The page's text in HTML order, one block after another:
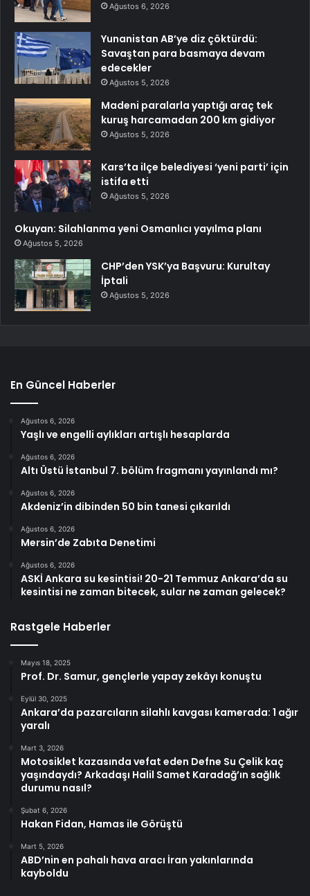
Ağustos 6, 2026
Yunanistan AB’ye diz çöktürdü:
Savaştan para basmaya devam
edecekler
Ağustos 5, 2026
Madeni paralarla yaptığı araç tek
kuruş harcamadan 200 km gidiyor
Ağustos 5, 2026
Kars’ta ilçe belediyesi ‘yeni parti’ için
istifa etti
Ağustos 5, 2026
Okuyan: Silahlanma yeni Osmanlıcı yayılma planı
Ağustos 5, 2026
CHP’den YSK’ya Başvuru: Kurultay
İptali
Ağustos 5, 2026
En Güncel Haberler
Ağustos 6, 2026
Yaşlı ve engelli aylıkları artışlı hesaplarda
Ağustos 6, 2026
Altı Üstü İstanbul 7. bölüm fragmanı yayınlandı mı?
Ağustos 6, 2026
Akdeniz’in dibinden 50 bin tanesi çıkarıldı
Ağustos 6, 2026
Mersin’de Zabıta Denetimi
Ağustos 6, 2026
ASKİ Ankara su kesintisi! 20-21 Temmuz Ankara’da su
kesintisi ne zaman bitecek, sular ne zaman gelecek?
Rastgele Haberler
Mayıs 18, 2025
Prof. Dr. Samur, gençlerle yapay zekâyı konuştu
Eylül 30, 2025
Ankara’da pazarcıların silahlı kavgası kamerada: 1 ağır
yaralı
Mart 3, 2026
Motosiklet kazasında vefat eden Defne Su Çelik kaç
yaşındaydı? Arkadaşı Halil Samet Karadağ’ın sağlık
durumu nasıl?
Şubat 6, 2026
Hakan Fidan, Hamas ile Görüştü
Mart 5, 2026
ABD’nin en pahalı hava aracı İran yakınlarında
kayboldu